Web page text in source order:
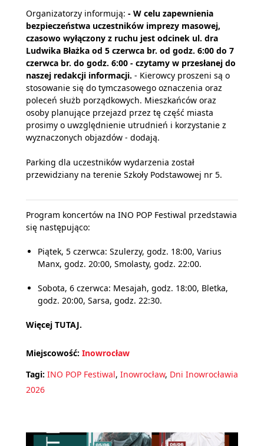
Organizatorzy informują: - W celu zapewnienia
bezpieczeństwa uczestników imprezy masowej,
czasowo wyłączony z ruchu jest odcinek ul. dra
Ludwika Błażka od 5 czerwca br. od godz. 6:00 do 7
czerwca br. do godz. 6:00 - czytamy w przesłanej do
naszej redakcji informacji. - Kierowcy proszeni są o
stosowanie się do tymczasowego oznaczenia oraz
poleceń służb porządkowych. Mieszkańców oraz
osoby planujące przejazd przez tę część miasta
prosimy o uwzględnienie utrudnień i korzystanie z
wyznaczonych objazdów - dodają.
Parking dla uczestników wydarzenia został
przewidziany na terenie Szkoły Podstawowej nr 5.
Program koncertów na INO POP Festiwal przedstawia
się następująco:
Piątek, 5 czerwca: Szulerzy, godz. 18:00, Varius
Manx, godz. 20:00, Smolasty, godz. 22:00.
Sobota, 6 czerwca: Mesajah, godz. 18:00, Bletka,
godz. 20:00, Sarsa, godz. 22:30.
Więcej TUTAJ.
Miejscowość: Inowrocław
Tagi: INO POP Festiwal, Inowrocław, Dni Inowrocławia
2026